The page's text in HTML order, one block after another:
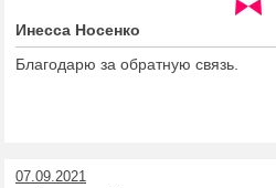
Инесса Носенко
Благодарю за обратную связь.
07.09.2021